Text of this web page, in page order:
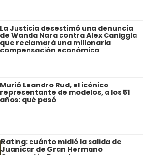
La Justicia desestimó una denuncia
de Wanda Nara contra Alex Caniggia
que reclamará una millonaria
compensación económica
Murió Leandro Rud, el icónico
representante de modelos, a los 51
años: qué pasó
Rating: cuánto midió la salida de
Juanicar de Gran Hermano